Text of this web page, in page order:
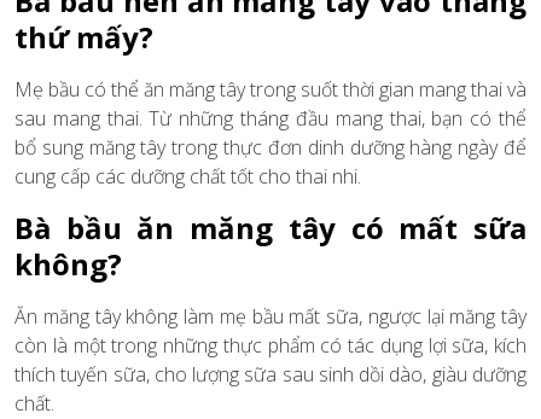
thứ mấy?
Mẹ bầu có thể ăn măng tây trong suốt thời gian mang thai và
sau mang thai. Từ những tháng đầu mang thai, bạn có thể
bổ sung măng tây trong thực đơn dinh dưỡng hàng ngày để
cung cấp các dưỡng chất tốt cho thai nhi.
Bà bầu ăn măng tây có mất sữa
không?
Ăn măng tây không làm mẹ bầu mất sữa, ngược lại măng tây
còn là một trong những thực phẩm có tác dụng lợi sữa, kích
thích tuyến sữa, cho lượng sữa sau sinh dồi dào, giàu dưỡng
chất.